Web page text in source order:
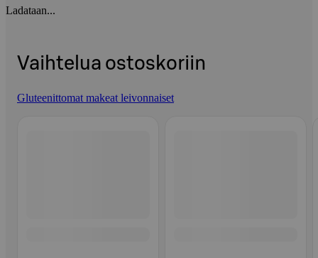
Ladataan...
Vaihtelua ostoskoriin
Gluteenittomat makeat leivonnaiset